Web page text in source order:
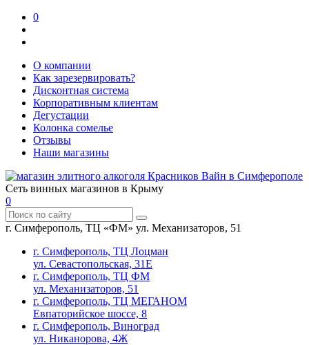
0
О компании
Как зарезервировать?
Дисконтная система
Корпоративным клиентам
Дегустации
Колонка сомелье
Отзывы
Наши магазины
Сеть винных магазинов в Крыму
0
г. Симферополь, ТЦ «ФМ» ул. Механизаторов, 51
г. Симферополь, ТЦ Лоцман
ул. Севастопольская, 31Е
г. Симферополь, ТЦ ФМ
ул. Механизаторов, 51
г. Симферополь, ТЦ МЕГАНОМ
Евпаторийское шоссе, 8
г. Симферополь, Виноград
ул. Никанорова, 4Ж